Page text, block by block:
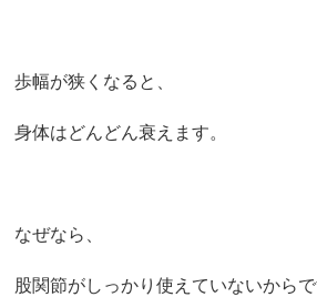
歩幅が狭くなると、
身体はどんどん衰えます。
なぜなら、
股関節がしっかり使えていないからで